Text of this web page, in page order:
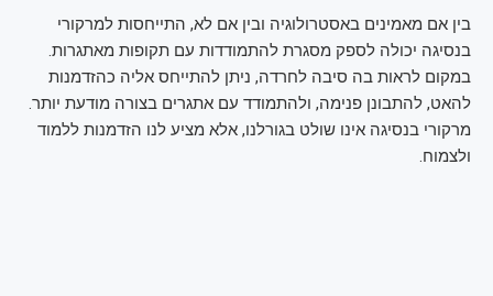
בין אם מאמינים באסטרולוגיה ובין אם לא, התייחסות למרקורי
בנסיגה יכולה לספק מסגרת להתמודדות עם תקופות מאתגרות.
במקום לראות בה סיבה לחרדה, ניתן להתייחס אליה כהזדמנות
להאט, להתבונן פנימה, ולהתמודד עם אתגרים בצורה מודעת יותר.
מרקורי בנסיגה אינו שולט בגורלנו, אלא מציע לנו הזדמנות ללמוד
ולצמוח.